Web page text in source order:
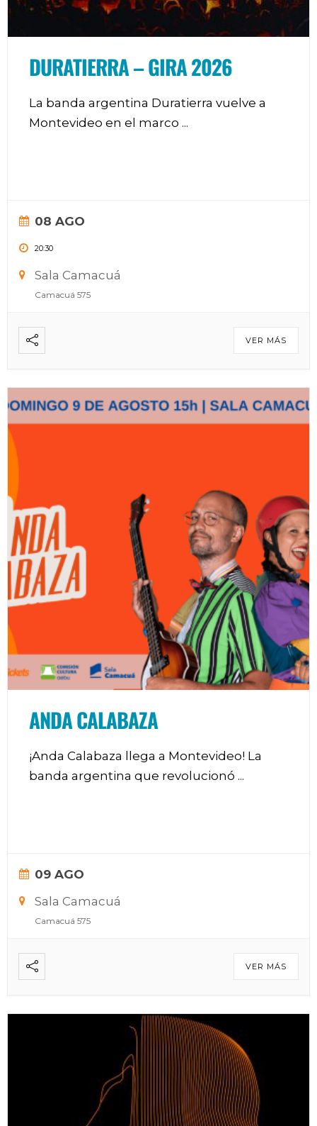
DURATIERRA – GIRA 2026
La banda argentina Duratierra vuelve a
Montevideo en el marco ...
08 AGO
20:30
Sala Camacuá
Camacuá 575
VER MÁS
ANDA CALABAZA
¡Anda Calabaza llega a Montevideo! La
banda argentina que revolucionó ...
09 AGO
Sala Camacuá
Camacuá 575
VER MÁS